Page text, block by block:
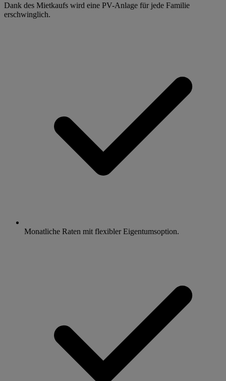
Dank des Mietkaufs wird eine PV-Anlage für jede Familie
erschwinglich.
Monatliche Raten mit flexibler Eigentumsoption.